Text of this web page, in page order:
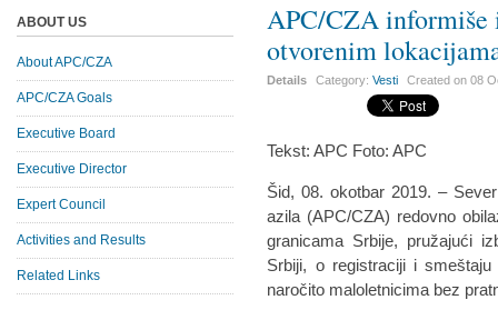
APC/CZA informiše
otvorenim
Details Category:Vesti Created on08
Tekst: APC Foto: APC
Šid, 08. okotbar 2019. –
azila (APC/CZA) redovno
granicama Srbije, pružajući
Srbiji, o registraciji i
naročito maloletnicima bez
ABOUT US
About APC/CZA
APC/CZA Goals
Executive Board
Executive Director
Expert Council
Activities and Results
Related Links